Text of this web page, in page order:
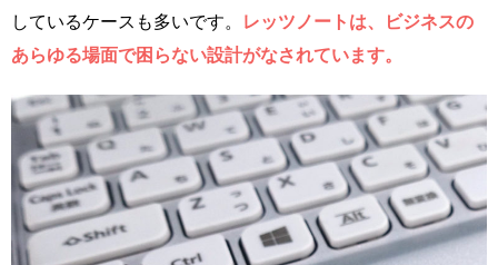
しているケースも多いです。
レッツノートは、ビジネスの
あらゆる場面で困らない設計がなされています。